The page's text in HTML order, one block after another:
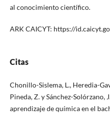
al conocimiento científico.
ARK CAICYT: https://
Citas
Chonillo-Sislema, L., Heredia-
Pineda, Z. y Sánchez-Solórzano,
aprendizaje de química en el